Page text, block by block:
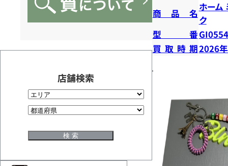
店舗検索
商品名
ホーム
ク
型番GI0554
買取時期2026